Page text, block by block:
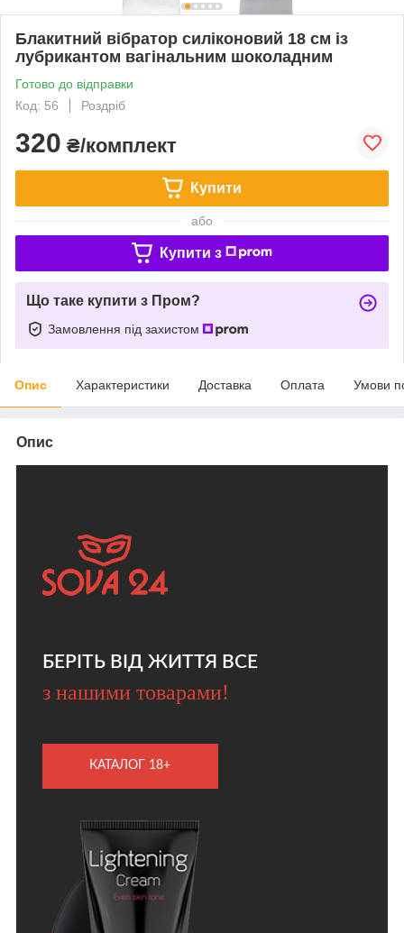
Блакитний вібратор силіконовий 18 см із
лубрикантом вагінальним шоколадним
Готово до відправки
Код: 56
Роздріб
320 ₴/комплект
Купити
або
Купити з
Що таке купити з Пром?
Замовлення під захистом
Опис Характеристики Доставка Оплата Умови
Опис
БЕРІТЬ ВІД ЖИТТЯ ВСЕ
з нашими товарами!
КАТАЛОГ 18+